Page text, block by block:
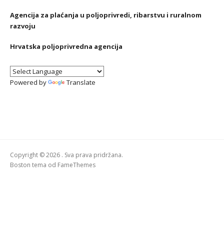
Agencija za plaćanja u poljoprivredi, ribarstvu i ruralnom
razvoju
Hrvatska poljoprivredna agencija
Powered by Translate
Copyright © 2026 . Sva prava pridržana.
Boston tema od FameThemes